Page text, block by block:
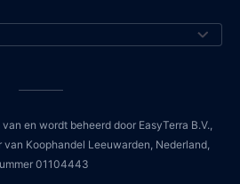
en wordt beheerd door EasyTerra B.V.,
Koophandel Leeuwarden, Nederland,
01104443